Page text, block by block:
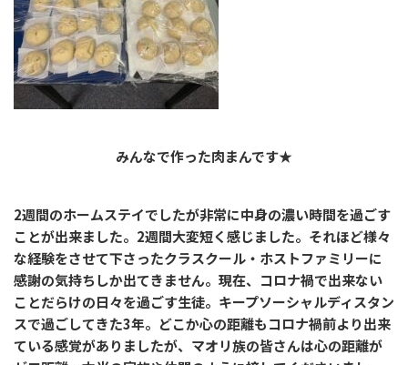
みんなで作った肉まんです★
2週間のホームステイでしたが非常に中身の濃い時間を過ごす
ことが出来ました。2週間大変短く感じました。それほど様々
な経験をさせて下さったクラスクール・ホストファミリーに
感謝の気持ちしか出てきません。現在、コロナ禍で出来ない
ことだらけの日々を過ごす生徒。キープソーシャルディスタン
スで過ごしてきた3年。どこか心の距離もコロナ禍前より出来
ている感覚がありましたが、マオリ族の皆さんは心の距離が